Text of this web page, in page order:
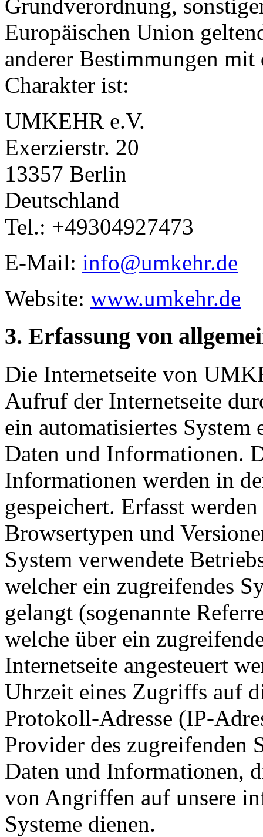
Grundverordnung,
Europäischen Union
anderer Bestimmungen
Charakter ist:
UMKEHR e.V.
Exerzierstr. 20
13357 Berlin
Deutschland
Tel.: +49304927473
E-Mail: info@umkehr.de
Website: www.umkehr.de
3. Erfassung von
Die Internetseite von
Aufruf der Internetseite
ein automatisiertes
Daten und Informationen.
Informationen werden in
gespeichert. Erfasst
Browsertypen und
System verwendete
welcher ein zugreifendes
gelangt (sogenannte
welche über ein
Internetseite angesteuert
Uhrzeit eines Zugriffs auf
Protokoll-Adresse (IP-
Provider des zugreifenden
Daten und Informationen,
von Angriffen auf unsere
Systeme dienen.